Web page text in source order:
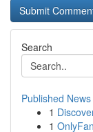
Search
Published News
1
1